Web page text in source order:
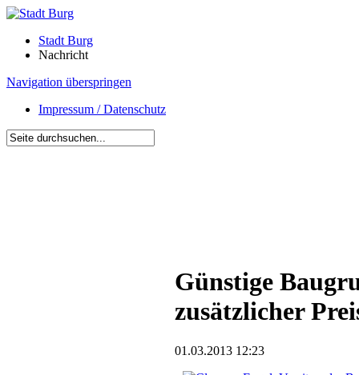
Stadt Burg
Nachricht
Navigation überspringen
Impressum / Datenschutz
Günstige
zusätzlicher
01.03.2013 12:23